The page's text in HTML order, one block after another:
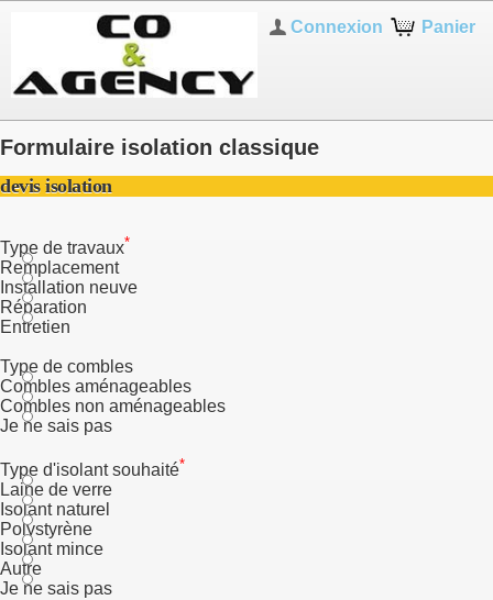
Panier
Connexion
Formulaire isolation classique
devis isolation
Type de travaux*
Remplacement
Installation neuve
Réparation
Entretien
Type de combles
Combles aménageables
Combles non aménageables
Je ne sais pas
Type d'isolant souhaité*
Laine de verre
Isolant naturel
Polystyrène
Isolant mince
Autre
Je ne sais pas